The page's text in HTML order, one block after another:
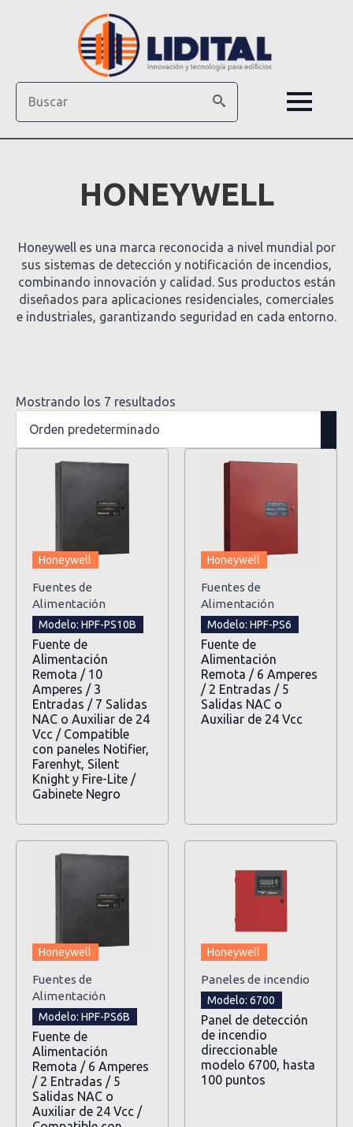
HONEYWELL
Honeywell es una marca reconocida a nivel mundial por
sus sistemas de detección y notificación de incendios,
combinando innovación y calidad. Sus productos están
diseñados para aplicaciones residenciales, comerciales
e industriales, garantizando seguridad en cada entorno.
Mostrando los 7 resultados
Honeywell
Fuentes de
Alimentación
Modelo: HPF-PS10B
Fuente de
Alimentación
Remota / 10
Amperes / 3
Entradas / 7 Salidas
NAC o Auxiliar de 24
Vcc / Compatible
con paneles Notifier,
Farenhyt, Silent
Knight y Fire-Lite /
Gabinete Negro
Honeywell
Fuentes de
Alimentación
Modelo: HPF-PS6
Fuente de
Alimentación
Remota / 6 Amperes
/ 2 Entradas / 5
Salidas NAC o
Auxiliar de 24 Vcc
Honeywell
Fuentes de
Alimentación
Modelo: HPF-PS6B
Fuente de
Alimentación
Remota / 6 Amperes
/ 2 Entradas / 5
Salidas NAC o
Auxiliar de 24 Vcc /
Honeywell
Paneles de incendio
Modelo: 6700
Panel de detección
de incendio
direccionable
modelo 6700, hasta
100 puntos